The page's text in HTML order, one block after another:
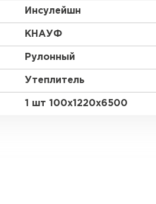
Инсулейшн
КНАУФ
Рулонный
Утеплитель
1 шт 100х1220х6500